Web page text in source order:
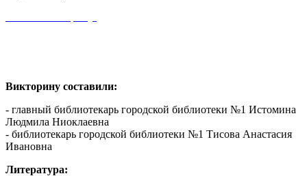
Викторину составили:
- главный библиотекарь городской библиотеки №1 Истомина
Людмила Ниоклаевна
- библиотекарь городской библиотеки №1 Тисова Анастасия
Ивановна
Литература: